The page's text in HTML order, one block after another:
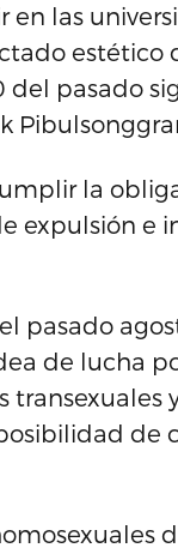
en las
estético
del pasado
la
expulsión e
pasado
de lucha
de